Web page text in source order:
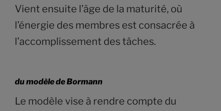
Vient ensuite l’âge de la maturité, où
l’énergie des membres est consacrée à
l’accomplissement des tâches.
du modèle de Bormann
Le modèle vise à rendre compte du